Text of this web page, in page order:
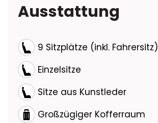
Ausstattung
9 Sitzplätze (inkl. Fahrersitz)
Einzelsitze
Sitze aus Kunstleder
Großzügiger Kofferraum